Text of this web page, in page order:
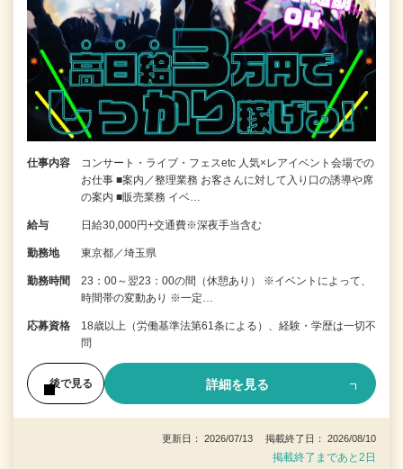
仕事内容
コンサート・ライブ・フェスetc 人気×レアイベント会場での
お仕事 ■案内／整理業務 お客さんに対して入り口の誘導や席
の案内 ■販売業務 イベ…
給与 日給30,000円+交通費※深夜手当含む
勤務地 東京都／埼玉県
勤務時間
23：00～翌23：00の間（休憩あり） ※イベントによって、
時間帯の変動あり ※一定…
応募資格
18歳以上（労働基準法第61条による）、経験・学歴は一切不
問
後で見る 詳細を見る
更新日： 2026/07/13 掲載終了日： 2026/08/10
掲載終了まであと2日